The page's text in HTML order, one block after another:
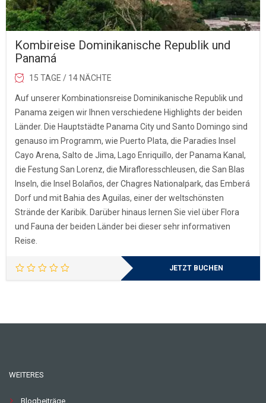
Kombireise Dominikanische Republik und
Panamá
15 TAGE / 14 NÄCHTE
Auf unserer Kombinationsreise Dominikanische Republik und
Panama zeigen wir Ihnen verschiedene Highlights der beiden
Länder. Die Hauptstädte Panama City und Santo Domingo sind
genauso im Programm, wie Puerto Plata, die Paradies Insel
Cayo Arena, Salto de Jima, Lago Enriquillo, der Panama Kanal,
die Festung San Lorenz, die Mirafloresschleusen, die San Blas
Inseln, die Insel Bolaños, der Chagres Nationalpark, das Emberá
Dorf und mit Bahia des Aguilas, einer der weltschönsten
Strände der Karibik. Darüber hinaus lernen Sie viel über Flora
und Fauna der beiden Länder bei dieser sehr informativen
Reise.
JETZT BUCHEN
WEITERES
Blogbeiträge